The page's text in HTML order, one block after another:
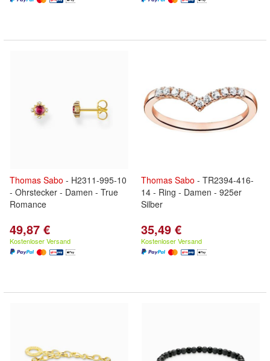
Thomas Sabo - H2311-995-10
- Ohrstecker - Damen - True
Romance
49,87 €
Kostenloser Versand
Thomas Sabo - TR2394-416-
14 - Ring - Damen - 925er
Silber
35,49 €
Kostenloser Versand